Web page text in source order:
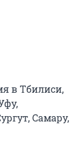
в Тбилиси,
Самару,